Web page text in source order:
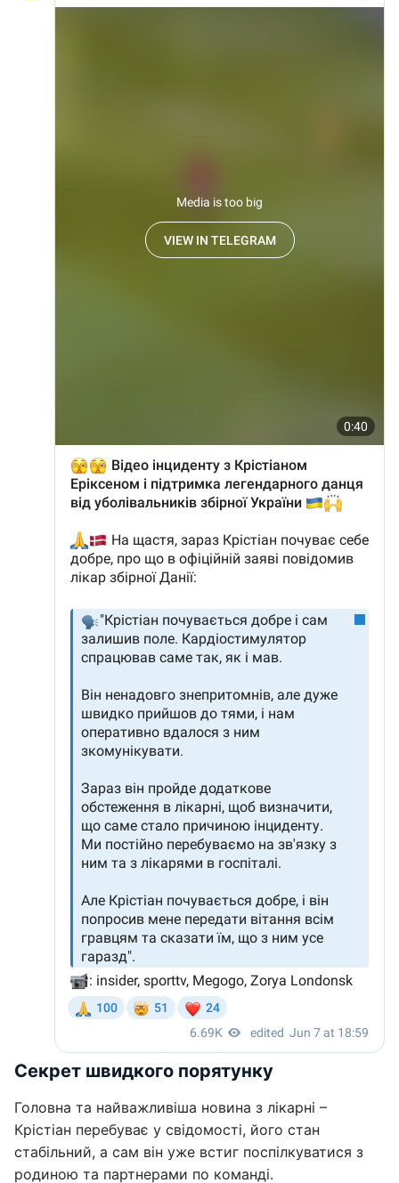
Секрет швидкого порятунку
Головна та найважливіша новина з лікарні –
Крістіан перебуває у свідомості, його стан
стабільний, а сам він уже встиг поспілкуватися з
родиною та партнерами по команді.